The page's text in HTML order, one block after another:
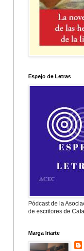
Espejo de Letras
Pódcast de la
de escritores de
Marga Iriarte